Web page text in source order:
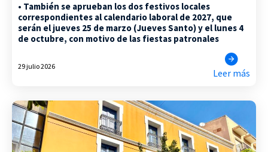
• También se aprueban los dos festivos locales
correspondientes al calendario laboral de 2027, que
serán el jueves 25 de marzo (Jueves Santo) y el lunes 4
de octubre, con motivo de las fiestas patronales
29 julio 2026
Leer más